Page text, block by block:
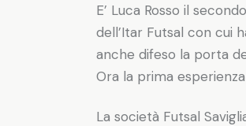
E’ Luca Rosso il
dell’Itar Futsal con cui
anche difeso la porta
Ora la prima
La società Futsal